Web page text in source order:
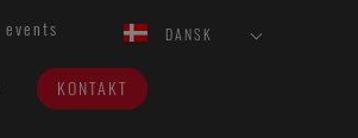
events DANSK
KONTAKT